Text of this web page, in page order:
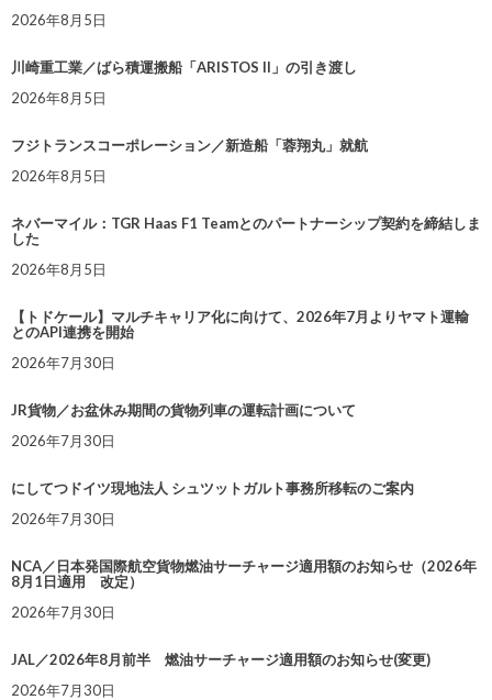
2026年8月5日
川崎重工業／ばら積運搬船「ARISTOS II」の引き渡し
2026年8月5日
フジトランスコーポレーション／新造船「蓉翔丸」就航
2026年8月5日
ネバーマイル：TGR Haas F1 Teamとのパートナーシップ契約を締結しま
した
2026年8月5日
【トドケール】マルチキャリア化に向けて、2026年7月よりヤマト運輸
とのAPI連携を開始
2026年7月30日
JR貨物／お盆休み期間の貨物列車の運転計画について
2026年7月30日
にしてつドイツ現地法人 シュツットガルト事務所移転のご案内
2026年7月30日
NCA／日本発国際航空貨物燃油サーチャージ適用額のお知らせ（2026年
8月1日適用 改定）
2026年7月30日
JAL／2026年8月前半 燃油サーチャージ適用額のお知らせ(変更)
2026年7月30日